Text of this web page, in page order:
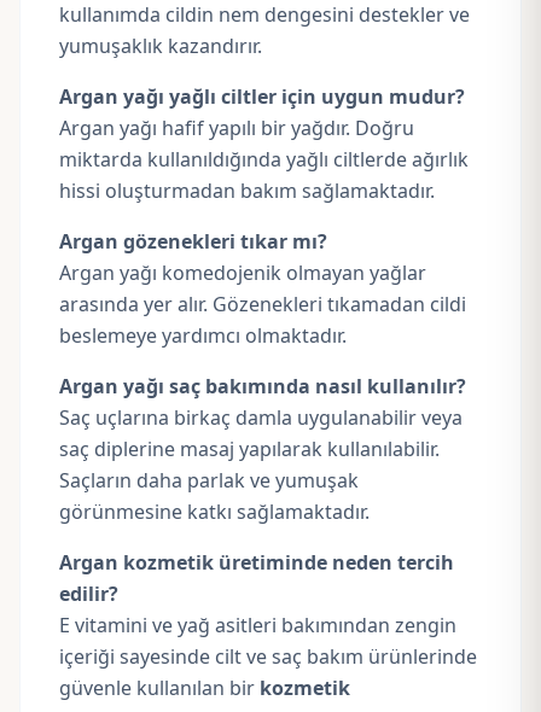
kullanımda cildin nem dengesini destekler ve
yumuşaklık kazandırır.
Argan yağı yağlı ciltler için uygun mudur?
Argan yağı hafif yapılı bir yağdır. Doğru
miktarda kullanıldığında yağlı ciltlerde ağırlık
hissi oluşturmadan bakım sağlamaktadır.
Argan gözenekleri tıkar mı?
Argan yağı komedojenik olmayan yağlar
arasında yer alır. Gözenekleri tıkamadan cildi
beslemeye yardımcı olmaktadır.
Argan yağı saç bakımında nasıl kullanılır?
Saç uçlarına birkaç damla uygulanabilir veya
saç diplerine masaj yapılarak kullanılabilir.
Saçların daha parlak ve yumuşak
görünmesine katkı sağlamaktadır.
Argan kozmetik üretiminde neden tercih
edilir?
E vitamini ve yağ asitleri bakımından zengin
içeriği sayesinde cilt ve saç bakım ürünlerinde
güvenle kullanılan bir kozmetik